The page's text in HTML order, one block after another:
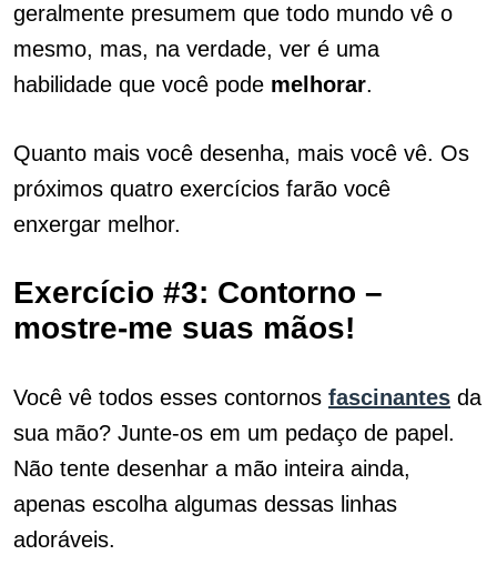
geralmente presumem que todo mundo vê o
mesmo, mas, na verdade, ver é uma
habilidade que você pode melhorar.
Quanto mais você desenha, mais você vê. Os
próximos quatro exercícios farão você
enxergar melhor.
Exercício #3: Contorno –
mostre-me suas mãos!
Você vê todos esses contornos fascinantes da
sua mão? Junte-os em um pedaço de papel.
Não tente desenhar a mão inteira ainda,
apenas escolha algumas dessas linhas
adoráveis.